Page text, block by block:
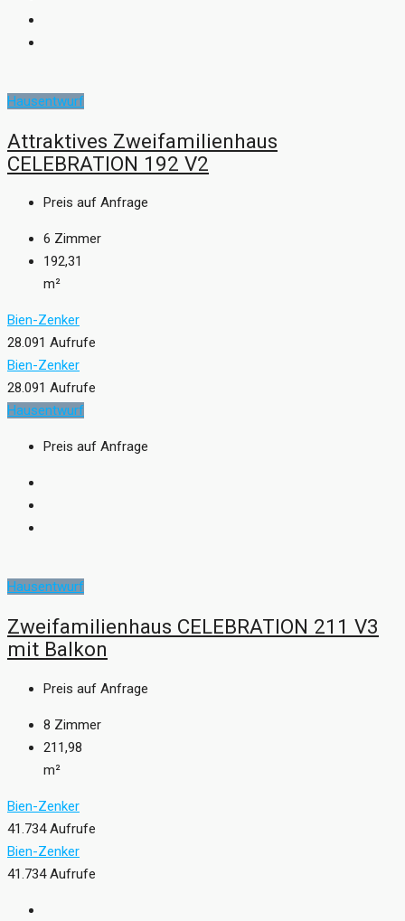
Hausentwurf
Attraktives Zweifamilienhaus
CELEBRATION 192 V2
Preis auf Anfrage
6 Zimmer
192,31
m²
Bien-Zenker
28.091 Aufrufe
Bien-Zenker
28.091 Aufrufe
Hausentwurf
Preis auf Anfrage
Hausentwurf
Zweifamilienhaus CELEBRATION 211 V3
mit Balkon
Preis auf Anfrage
8 Zimmer
211,98
m²
Bien-Zenker
41.734 Aufrufe
Bien-Zenker
41.734 Aufrufe